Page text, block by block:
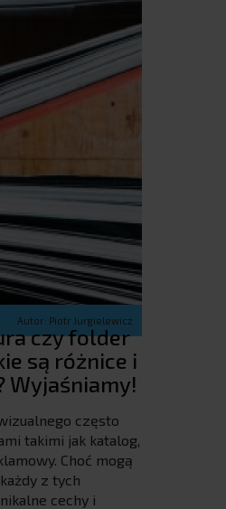
Autor: Piotr Jurgielewicz
czy folder
są różnice i
Wyjaśniamy!
często
takimi jak katalog,
Choć mogą
z tych
cechy i